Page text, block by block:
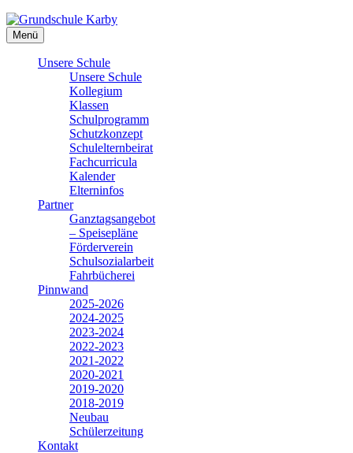
Menü
Unsere Schule
Unsere Schule
Kollegium
Klassen
Schulprogramm
Schutzkonzept
Schulelternbeirat
Fachcurricula
Kalender
Elterninfos
Partner
Ganztagsangebot
– Speisepläne
Förderverein
Schulsozialarbeit
Fahrbücherei
Pinnwand
2025-2026
2024-2025
2023-2024
2022-2023
2021-2022
2020-2021
2019-2020
2018-2019
Neubau
Schülerzeitung
Kontakt